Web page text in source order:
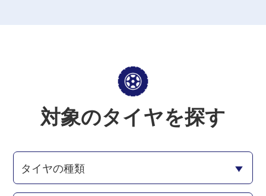
対象のタイヤを探す
タイヤの種類